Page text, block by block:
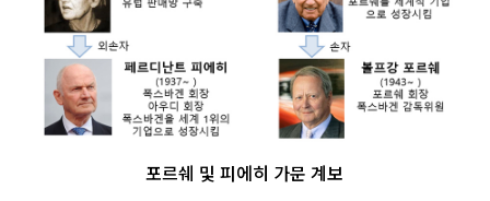
포르쉐 및 피에히 가문 계보